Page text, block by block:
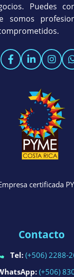
Puedes
somos
certificada
Contacto
Tel: (+506) 2288-
(+506)